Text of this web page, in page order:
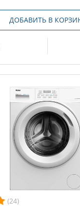
ДОБАВИТЬ В
(24)